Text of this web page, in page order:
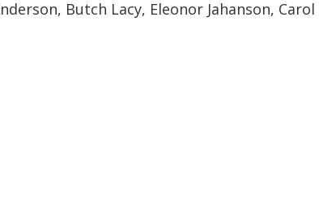
Butch Lacy, Eleonor Jahanson, Carol